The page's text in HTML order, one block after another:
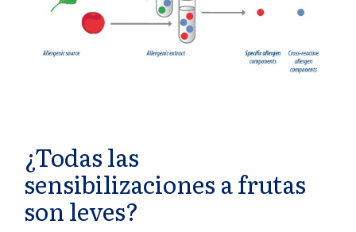
¿Todas las
sensibilizaciones a frutas
son leves?